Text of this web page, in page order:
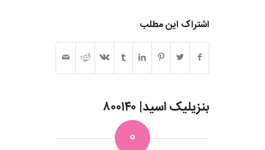
اشتراک این مطلب
بنزیلیک اسید| ۸۰۰۱۴۰
0